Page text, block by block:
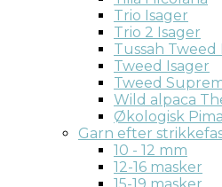
Trio Isager
Trio 2 Isager
Tussah Tweed
Tweed Isager
Tweed
Wild alpaca
Økologisk
Garn efter
10 - 12 mm
12-16 masker